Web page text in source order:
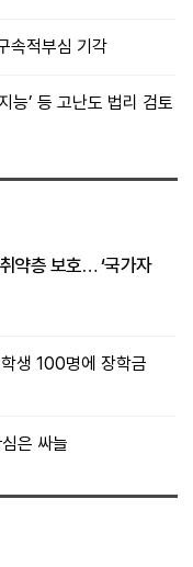
속적부심 기각
능’ 등 고난도 법리 검토
약층 보호… ‘국가자
생 100명에 장학금
은 싸늘